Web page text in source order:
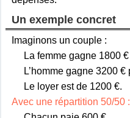
Un exemple concret
Imaginons un couple :
La femme gagne 1800
L’homme gagne 3200 €
Le loyer est de 1200 €.
Avec une répartition 50/50 :